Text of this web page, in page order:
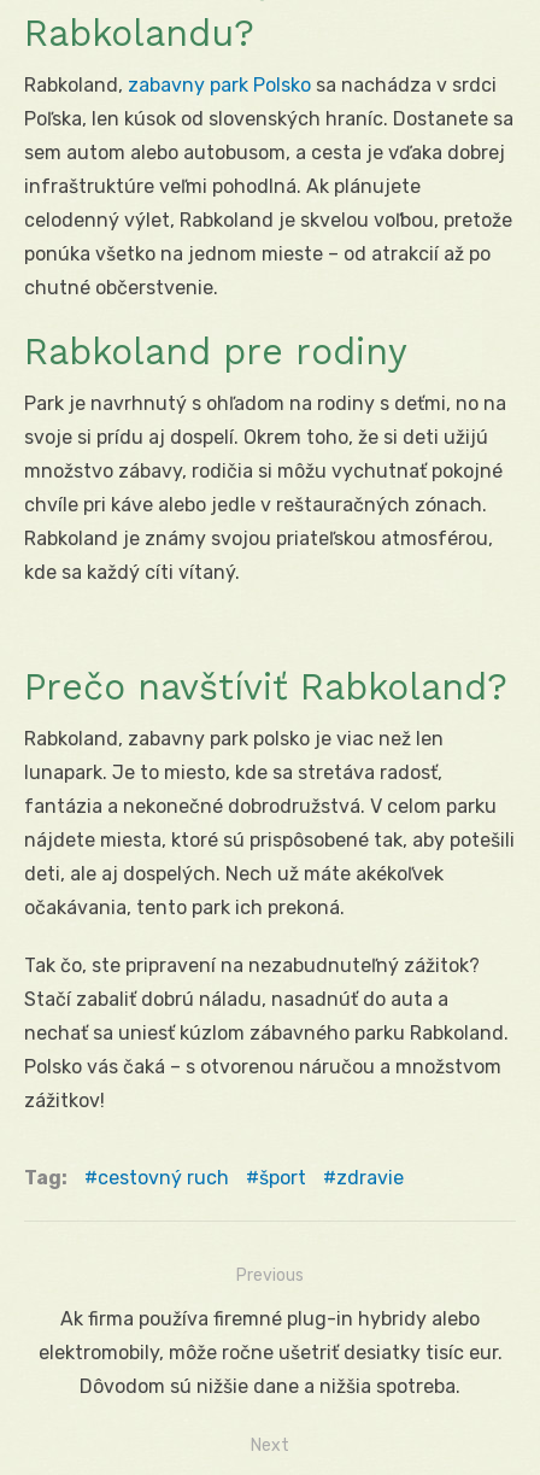
Rabkolandu?
Rabkoland, zabavny park Polsko sa nachádza v srdci
Poľska, len kúsok od slovenských hraníc. Dostanete sa
sem autom alebo autobusom, a cesta je vďaka dobrej
infraštruktúre veľmi pohodlná. Ak plánujete
celodenný výlet, Rabkoland je skvelou voľbou, pretože
ponúka všetko na jednom mieste – od atrakcií až po
chutné občerstvenie.
Rabkoland pre rodiny
Park je navrhnutý s ohľadom na rodiny s deťmi, no na
svoje si prídu aj dospelí. Okrem toho, že si deti užijú
množstvo zábavy, rodičia si môžu vychutnať pokojné
chvíle pri káve alebo jedle v reštauračných zónach.
Rabkoland je známy svojou priateľskou atmosférou,
kde sa každý cíti vítaný.
Prečo navštíviť Rabkoland?
Rabkoland, zabavny park polsko je viac než len
lunapark. Je to miesto, kde sa stretáva radosť,
fantázia a nekonečné dobrodružstvá. V celom parku
nájdete miesta, ktoré sú prispôsobené tak, aby potešili
deti, ale aj dospelých. Nech už máte akékoľvek
očakávania, tento park ich prekoná.
Tak čo, ste pripravení na nezabudnuteľný zážitok?
Stačí zabaliť dobrú náladu, nasadnúť do auta a
nechať sa uniesť kúzlom zábavného parku Rabkoland.
Polsko vás čaká – s otvorenou náručou a množstvom
zážitkov!
Tag: cestovný ruch šport zdravie
Navigácia
v
článku
Previous
Previous
post:
Ak firma používa firemné plug-in hybridy alebo
elektromobily, môže ročne ušetriť desiatky tisíc eur.
Dôvodom sú nižšie dane a nižšia spotreba.
Next